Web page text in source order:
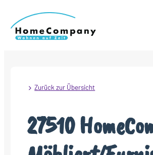
Zurück zur Übersicht
27510